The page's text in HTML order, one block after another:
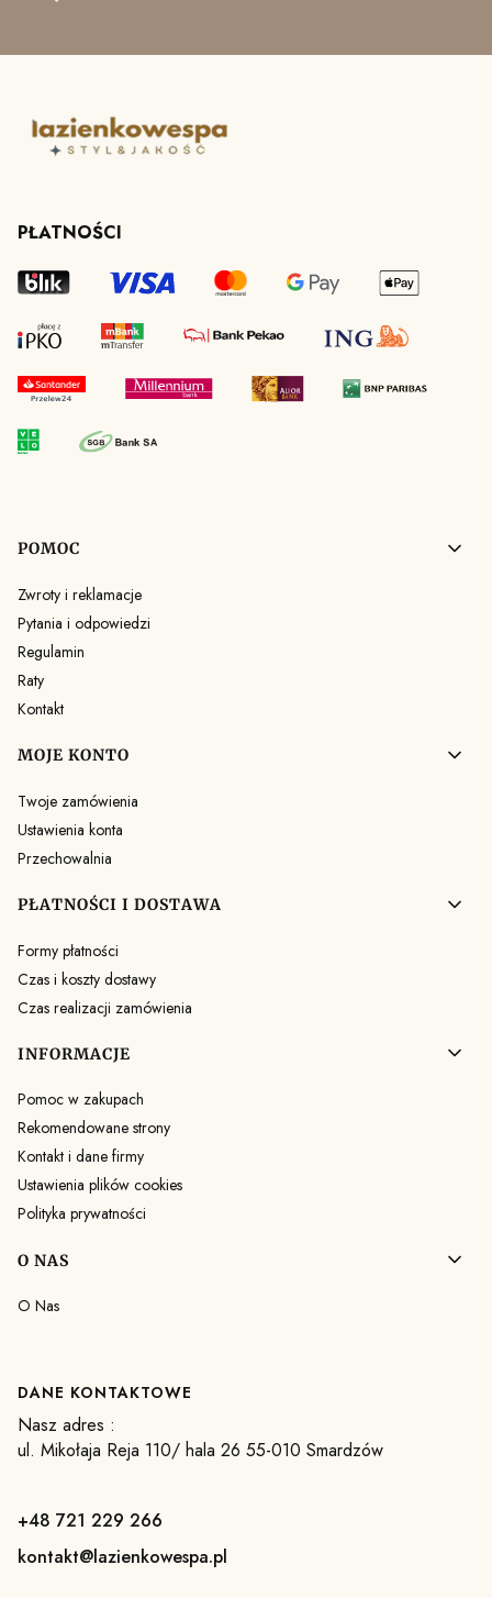
PŁATNOŚCI
Linki w stopce
POMOC
Zwroty i reklamacje
Pytania i odpowiedzi
Regulamin
Raty
Kontakt
MOJE KONTO
Twoje zamówienia
Ustawienia konta
Przechowalnia
PŁATNOŚCI I DOSTAWA
Formy płatności
Czas i koszty dostawy
Czas realizacji zamówienia
INFORMACJE
Pomoc w zakupach
Rekomendowane strony
Kontakt i dane firmy
Ustawienia plików cookies
Polityka prywatności
O NAS
O Nas
DANE KONTAKTOWE
Nasz adres :
ul. Mikołaja Reja 110/ hala 26 55-010 Smardzów
+48 721 229 266
kontakt@lazienkowespa.pl